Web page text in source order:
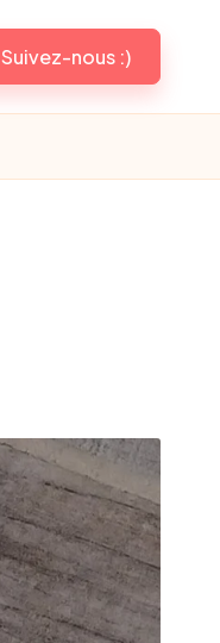
Suivez-nous :)